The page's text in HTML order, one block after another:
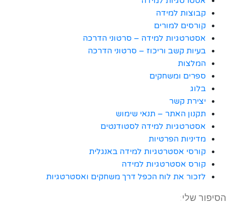
קבוצות למידה
קורסים למורים
אסטרטגיות למידה – סרטוני הדרכה
בעיות קשב וריכוז – סרטוני הדרכה
המלצות
ספרים ומשחקים
בלוג
יצירת קשר
תקנון האתר – תנאי שימוש
אסטרטגיות למידה לסטודנטים
מדיניות הפרטיות
קורסי אסטרטגיות למידה באנגלית
קורס אסטרטגיות למידה
לזכור את לוח הכפל דרך משחקים ואסטרטגיות
הסיפור שלי: